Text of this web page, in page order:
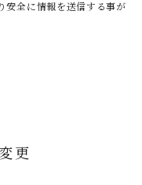
安全に情報を送信する事が
更